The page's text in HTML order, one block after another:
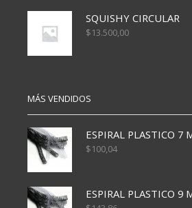
SQUISHY CIRCULAR
$13.500,00
MÁS VENDIDOS
$100,04